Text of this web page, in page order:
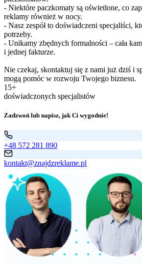
- Niektóre paczkomaty są oświetlone, co
reklamy również w nocy.
- Nasz zespół to doświadczeni specjaliści,
potrzeby.
- Unikamy zbędnych formalności – cała
i jednej fakturze.
Nie czekaj, skontaktuj się z nami już dziś i
mogą pomóc w rozwoju Twojego biznesu.
15+
doświadczonych specjalistów
Zadzwoń lub napisz, jak Ci wygodnie!
+48 572 281 890
kontakt@znajdzreklame.pl